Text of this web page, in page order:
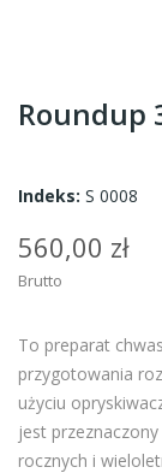
Roundup
Indeks: S 0008
560,00 zł
Brutto
To preparat
przygotowania
użyciu
jest
rocznych i